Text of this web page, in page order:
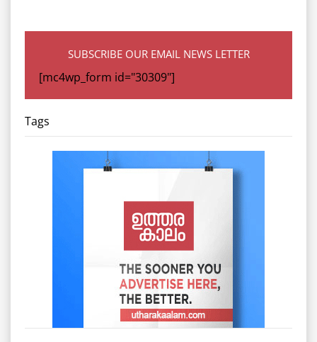
SUBSCRIBE OUR EMAIL NEWS LETTER
[mc4wp_form id="30309"]
Tags